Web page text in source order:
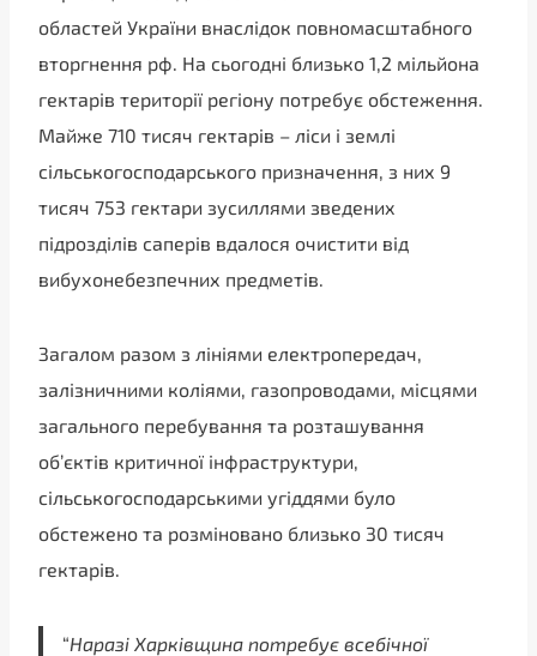
областей України внаслідок повномасштабного
вторгнення рф. На сьогодні близько 1,2 мільйона
гектарів території регіону потребує обстеження.
Майже 710 тисяч гектарів – ліси і землі
сільськогосподарського призначення, з них 9
тисяч 753 гектари зусиллями зведених
підрозділів саперів вдалося очистити від
вибухонебезпечних предметів.
Загалом разом з лініями електропередач,
залізничними коліями, газопроводами, місцями
загального перебування та розташування
об’єктів критичної інфраструктури,
сільськогосподарськими угіддями було
обстежено та розміновано близько 30 тисяч
гектарів.
“Наразі Харківщина потребує всебічної